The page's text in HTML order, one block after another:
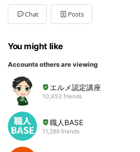
Chat Posts
You might like
Accounts others are viewing
エルメ認定講座
10,453 friends
職人BASE
11,289 friends